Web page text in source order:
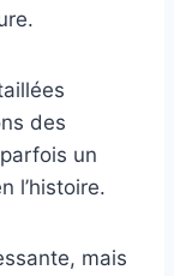
des
un
l’histoire.
mais